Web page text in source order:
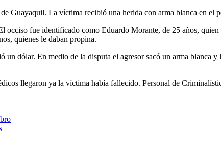
Guayaquil. La víctima recibió una herida con arma blanca en el
fue identificado como Eduardo Morante, de 25 años,
quienes le daban propina.
dólar. En medio de la disputa el agresor sacó un arma blanca
llegaron ya la víctima había fallecido. Personal de